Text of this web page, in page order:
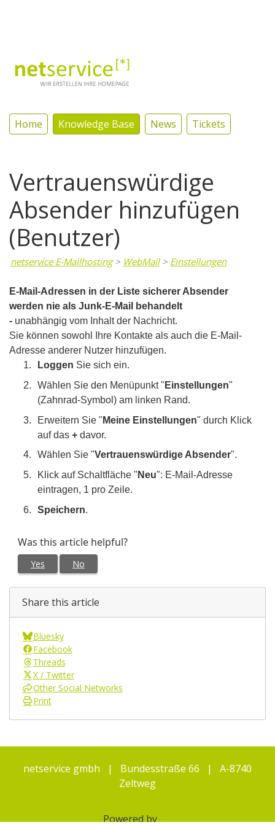
Home Knowledge Base News Tickets
Vertrauenswürdige
Absender hinzufügen
(Benutzer)
netservice E-Mailhosting> WebMail> Einstellungen
E-Mail-Adressen in der Liste sicherer Absender
werden nie als Junk-E-Mail behandelt
- unabhängig vom Inhalt der Nachricht.
Sie können sowohl Ihre Kontakte als auch die E-Mail-
Adresse anderer Nutzer hinzufügen.
Loggen Sie sich ein.
Wählen Sie den Menüpunkt " Einstellungen"
(Zahnrad-Symbol) am linken Rand.
Erweitern Sie " Meine Einstellungen" durch Klick
auf das+davor.
Wählen Sie "Vertrauenswürdige Absender".
Klick auf Schaltfläche " Neu": E-Mail-Adresse
eintragen, 1 pro Zeile.
Speichern.
Was this article helpful?
Yes
No
Share this article
Bluesky
Facebook
Threads
X / Twitter
Other Social Networks
Print
netservice gmbh | Bundesstraße 66 | A-8740
Zeltweg
Help Desk SoftwarePowered bySmarterTools